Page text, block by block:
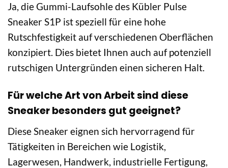
Ja, die Gummi-Laufsohle des Kübler Pulse
Sneaker S1P ist speziell für eine hohe
Rutschfestigkeit auf verschiedenen Oberflächen
konzipiert. Dies bietet Ihnen auch auf potenziell
rutschigen Untergründen einen sicheren Halt.
Für welche Art von Arbeit sind diese
Sneaker besonders gut geeignet?
Diese Sneaker eignen sich hervorragend für
Tätigkeiten in Bereichen wie Logistik,
Lagerwesen, Handwerk, industrielle Fertigung,